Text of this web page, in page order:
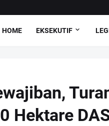
HOME EKSEKUTIF
Hektare